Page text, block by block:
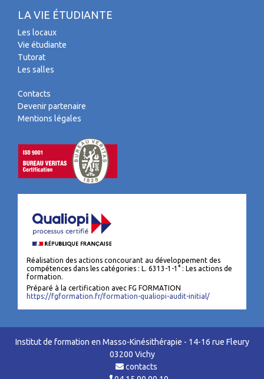
LA VIE ÉTUDIANTE
Les locaux
Vie étudiante
Tutorat
Les salles
Contacts
Devenir partenaire
Mentions légales
Réalisation des actions concourant au développement des
compétences dans les catégories : L. 6313-1-1° : Les actions de
formation.
Préparé à la certification avec FG FORMATION
https://fgformation.fr/formation-qualiopi-audit-initial/
Institut de formation en Masso-Kinésithérapie - 14-16 rue Fleury
03200 Vichy
contacts